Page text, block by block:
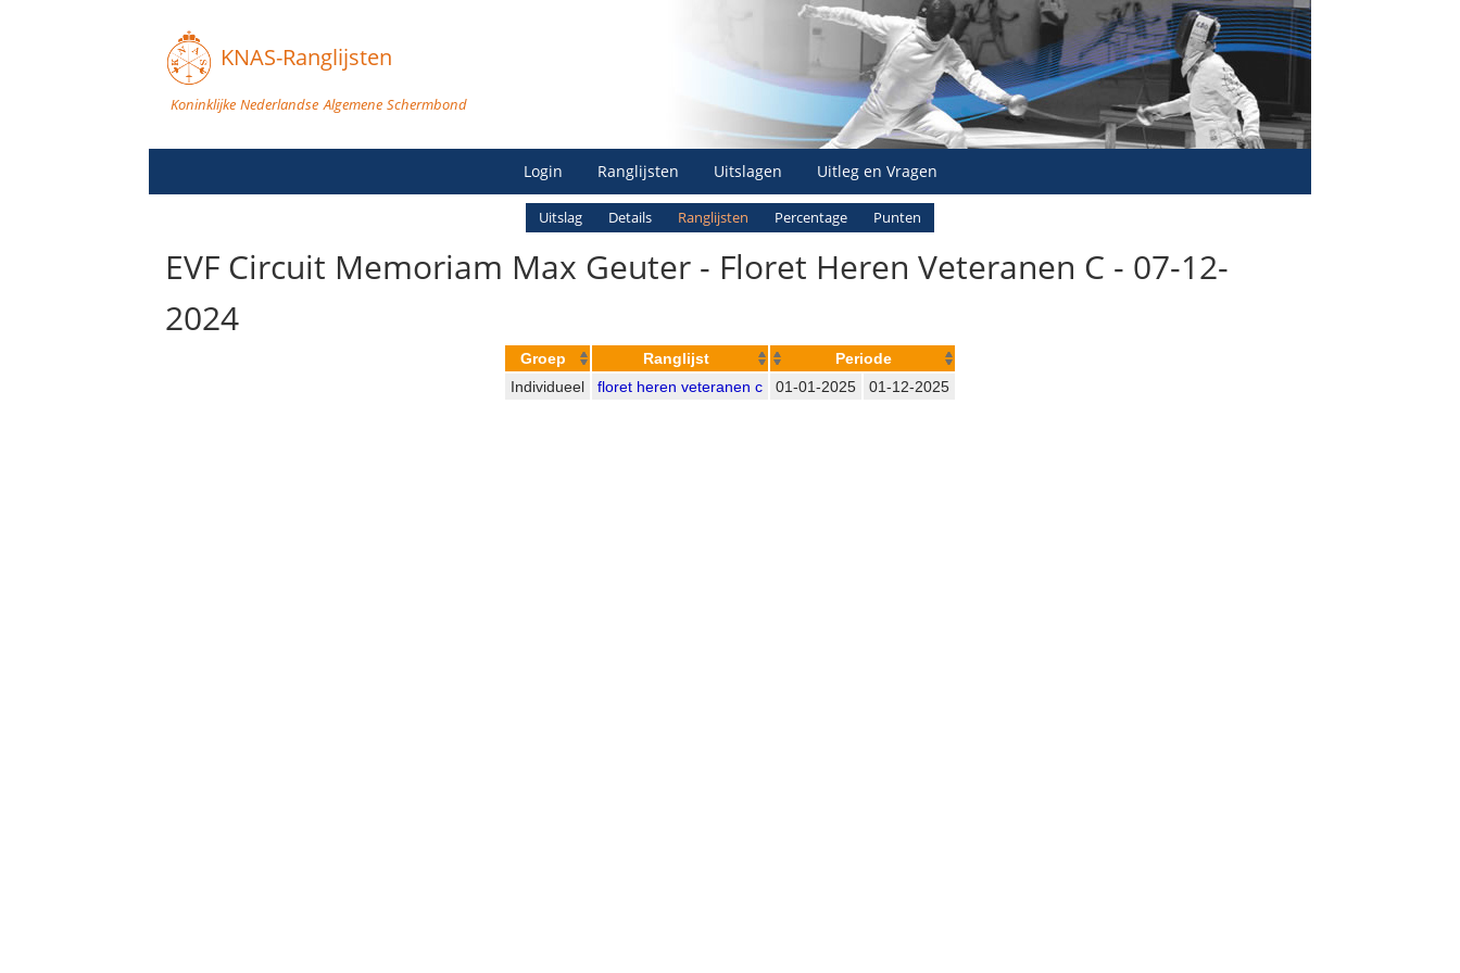
KNAS-Ranglijsten
Koninklijke Nederlandse Algemene Schermbond
Login Ranglijsten Uitslagen Uitleg en Vragen
Uitslag Details Ranglijsten Percentage Punten
EVF Circuit Memoriam Max Geuter - Floret Heren Veteranen C - 07-12-
2024
Groep Ranglijst
Periode
Individueel
floret heren veteranen c 01-01-2025 01-12-2025